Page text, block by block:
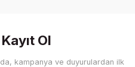
Ol
kampanya ve duyurulardan ilk